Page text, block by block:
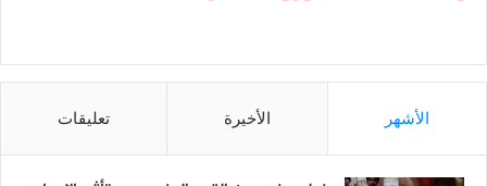
الأشهر الأخيرة تعليقات